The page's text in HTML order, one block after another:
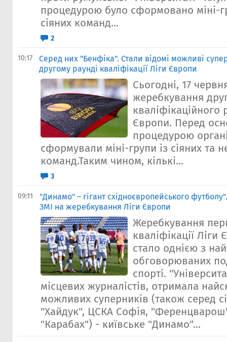
процедурою було сформовано міні-
сіяних команд...
2
10:17
Серед них "Бенфіка". Стали відомі можливі
другому раунді кваліфікації Ліги Європи
Сьогодні, 17
жеребкування
кваліфікаційного
Європи. Перед
процедурою
сформували міні-групи із сіяних та
команд.Таким чином, кількі...
3
09:11
"Динамо" – гігант східноєвропейського
ЗМІ на жеребкування Ліги Європи
Жеребкування
кваліфікації Ліги
стало однією з
обговорюваних
спорті.
місцевих журналістів, отримала
можливих суперників (також серед
"Хайдук", ЦСКА Софія,
"Карабах") - київське "Динамо"...